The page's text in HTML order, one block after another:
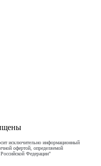
исключительно информационный
офертой, определяемой
Федерации"